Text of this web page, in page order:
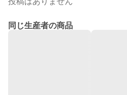
同じ生産者の商品